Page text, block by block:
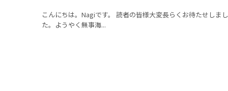
こんにちは。Nagiです。 読者の皆様大変長らくお待たせしまし
た。ようやく無事海...